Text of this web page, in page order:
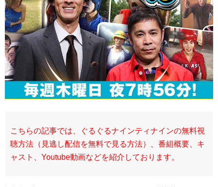
こちらの記事では、ぐるぐるナインティナインの無料視
聴方法（見逃し配信を無料で見る方法）、番組概要、キ
ャスト、Youtube動画などを紹介しております。